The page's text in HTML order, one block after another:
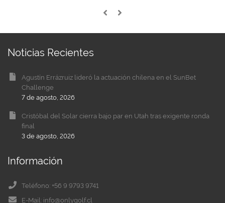
Noticias Recientes
Agustín Errázruiz lideró la actuación chilena en el SunBet
Challenge
7 de agosto, 2026
Cristóbal del Solar cierra bajo par en Utah tras exigente ronda
final
3 de agosto, 2026
Información
Teléfono: +56 9 9793 9741
E-Mail: info@onlygolf.cl